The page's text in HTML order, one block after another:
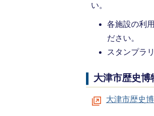
い。
各施設の利
ださい。
スタンプラ
大津市歴史博
大津市歴史